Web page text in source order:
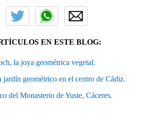
EN ESTE BLOG:
la joya geométrica vegetal.
jardín geométrico en el centro de Cádiz.
del Monasterio de Yuste, Cáceres.